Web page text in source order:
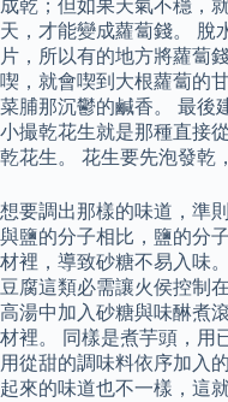
成乾；但如果天氣不穩，
天，才能變成蘿蔔錢。 脫
片，所以有的地方將蘿蔔
喫，就會喫到大根蘿蔔的
菜脯那沉鬱的鹹香。 最後
小撮乾花生就是那種直接
乾花生。 花生要先泡發乾
想要調出那樣的味道，準
與鹽的分子相比，鹽的分
材裡，導致砂糖不易入味
豆腐這類必需讓火侯控制
高湯中加入砂糖與味醂煮
材裡。 同樣是煮芋頭，用
用從甜的調味料依序加入
起來的味道也不一樣，這